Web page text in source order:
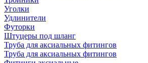
Уголки
Удлинители
Футорки
Штуцеры под шланг
Труба для аксиальных фитингов
Труба для аксиальных фитингов